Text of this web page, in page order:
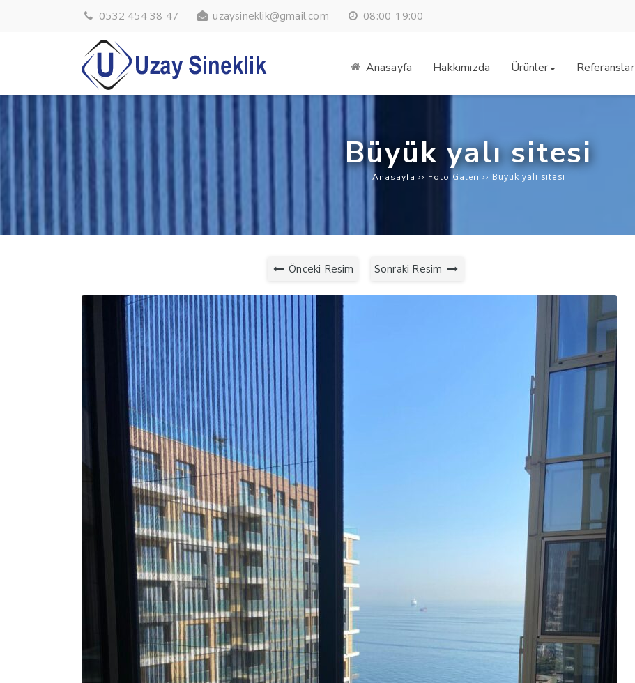
0532 454 38 47 uzaysineklik@gmail.com 08:00-19:00
Anasayfa Hakkımızda Ürünler Referanslar
Büyük yalı sitesi
Anasayfa ›› Foto Galeri ›› Büyük yalı sitesi
Önceki Resim Sonraki Resim